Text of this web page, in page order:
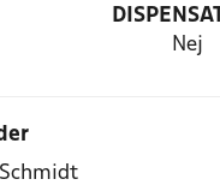
Nej